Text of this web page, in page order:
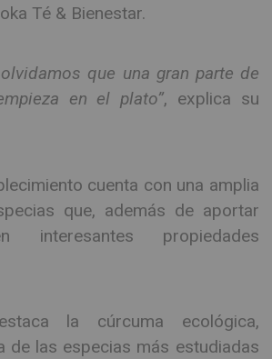
Té & Bienestar.
que una gran parte de
en el plato”, explica su
cuenta con una amplia
que, además de aportar
interesantes propiedades
la cúrcuma ecológica,
de las especias más estudiadas